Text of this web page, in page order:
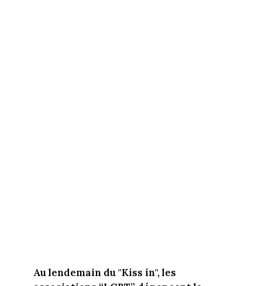
Au lendemain du "Kiss in", les